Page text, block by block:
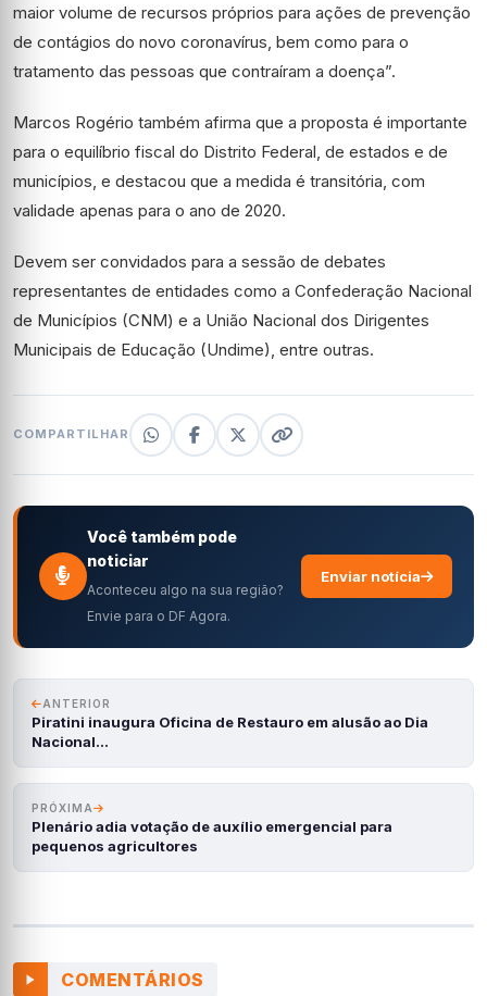
maior volume de recursos próprios para ações de prevenção
de contágios do novo coronavírus, bem como para o
tratamento das pessoas que contraíram a doença”.
Marcos Rogério também afirma que a proposta é importante
para o equilíbrio fiscal do Distrito Federal, de estados e de
municípios, e destacou que a medida é transitória, com
validade apenas para o ano de 2020.
Devem ser convidados para a sessão de debates
representantes de entidades como a Confederação Nacional
de Municípios (CNM) e a União Nacional dos Dirigentes
Municipais de Educação (Undime), entre outras.
COMPARTILHAR
Você também pode
noticiar
Aconteceu algo na sua região?
Envie para o DF Agora.
Enviar notícia
ANTERIOR
Piratini inaugura Oficina de Restauro em alusão ao Dia
Nacional…
PRÓXIMA
Plenário adia votação de auxílio emergencial para
pequenos agricultores
COMENTÁRIOS